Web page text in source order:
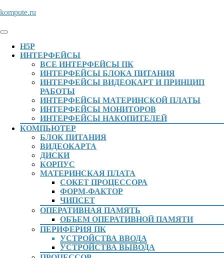
Перейти
содержимому
kompute.ru
Кнопка
Открыть
H5P
ИНТЕРФЕЙСЫ
ВСЕ ИНТЕРФЕЙСЫ ПК
ИНТЕРФЕЙСЫ БЛОКА ПИТАНИЯ
ИНТЕРФЕЙСЫ ВИДЕОКАРТ И ПРИНЦИП
РАБОТЫ
ИНТЕРФЕЙСЫ МАТЕРИНСКОЙ ПЛАТЫ
ИНТЕРФЕЙСЫ МОНИТОРОВ
ИНТЕРФЕЙСЫ НАКОПИТЕЛЕЙ
КОМПЬЮТЕР
БЛОК ПИТАНИЯ
ВИДЕОКАРТА
ДИСКИ
КОРПУС
МАТЕРИНСКАЯ ПЛАТА
СОКЕТ ПРОЦЕССОРА
ФОРМ-ФАКТОР
ЧИПСЕТ
ОПЕРАТИВНАЯ ПАМЯТЬ
ОБЪЕМ ОПЕРАТИВНОЙ ПАМЯТИ
ПЕРИФЕРИЯ ПК
УСТРОЙСТВА ВВОДА
УСТРОЙСТВА ВЫВОДА